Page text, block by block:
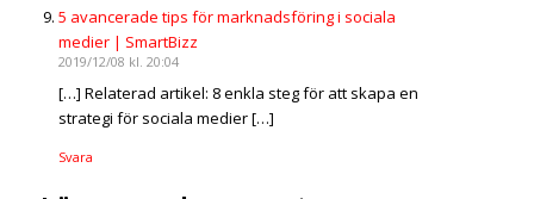
5 avancerade tips för marknadsföring i sociala
medier | SmartBizz
2019/12/08 kl. 20:04
[…] Relaterad artikel: 8 enkla steg för att skapa en
strategi för sociala medier […]
Svara